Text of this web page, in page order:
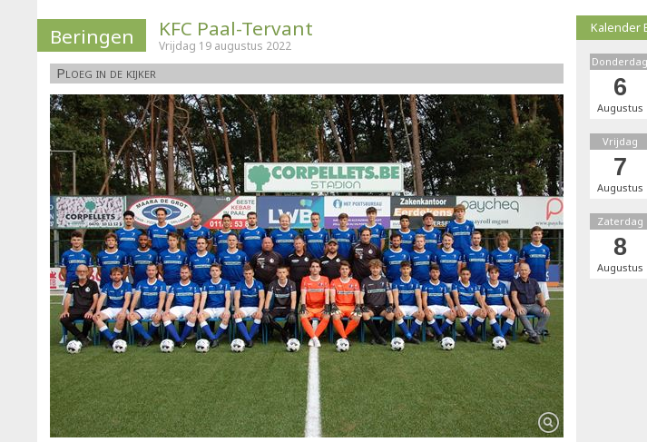
Beringen KFC Paal-Tervant
Vrijdag 19 augustus 2022
Ploeg in de kijker
Kalender
Donderdag
6
Augustus
Vrijdag
7
Augustus
Zaterdag
8
Augustus